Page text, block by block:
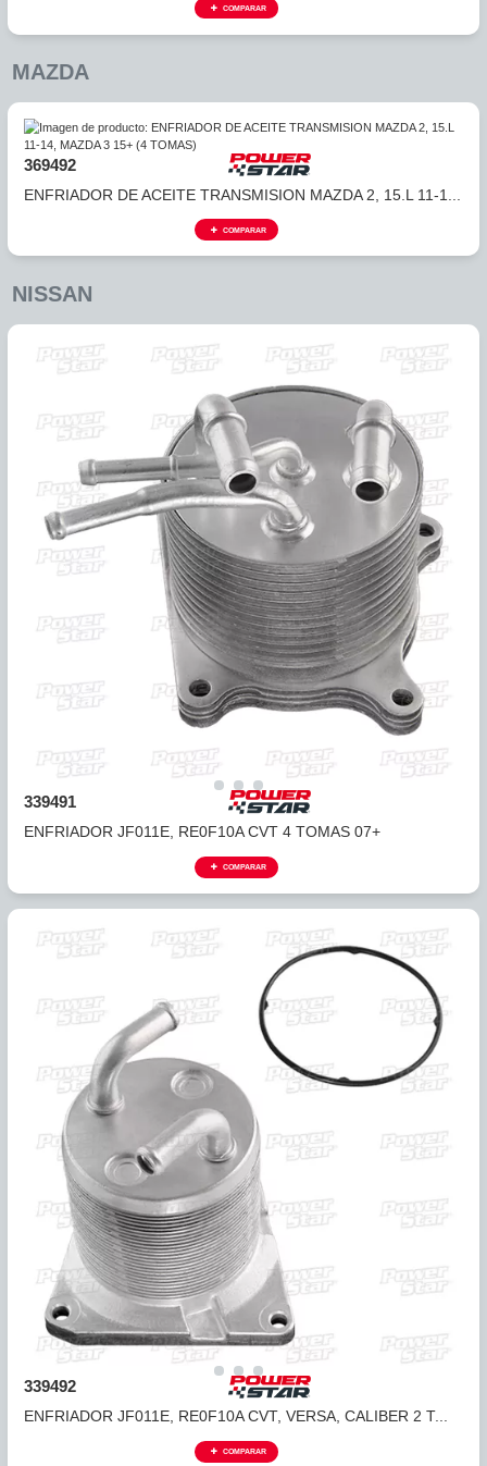
ENFRIADOR DE ACEITE TRANSMISION HONDA ACCORD
3.0L ...
386493
ENFRIADOR DE ACEITE TRANSMISION HONDA CIVIC 07+
369492
ENFRIADOR DE ACEITE TRANSMISION MAZDA 2, 15.L
COMPARAR
339491
ENFRIADOR JF011E, RE0F10A CVT 4 TOMAS 07+
COMPARAR